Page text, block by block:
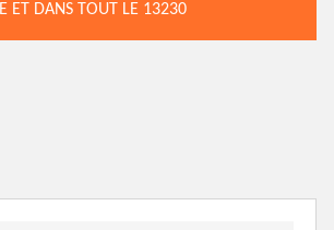
ET DANS TOUT LE 13230